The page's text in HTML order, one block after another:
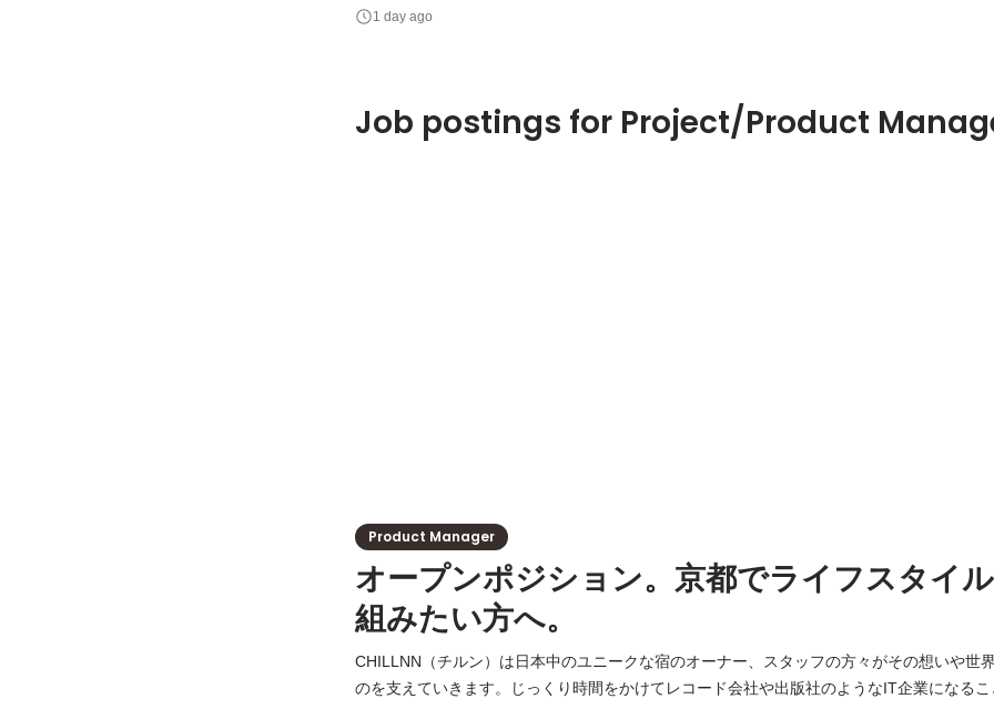
ト等の制作 ・ポスター、POP、販促ツール、パッケージ等のデザイン ・社内報・社内
1 day ago
Job postings for Project/Product
Product Manager
オープンポジション。京都でライフスタイ
組みたい方へ。
CHILLNN（チルン）は日本中のユニークな宿のオーナー、スタッフの方々がその想いや世
のを支えていきます。じっくり時間をかけてレコード会社や出版社のようなIT企業になるこ